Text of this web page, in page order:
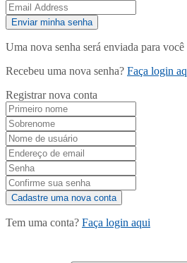
Uma nova senha será enviada para
Recebeu uma nova senha? Faça login
Registrar nova conta
Tem uma conta? Faça login aqui